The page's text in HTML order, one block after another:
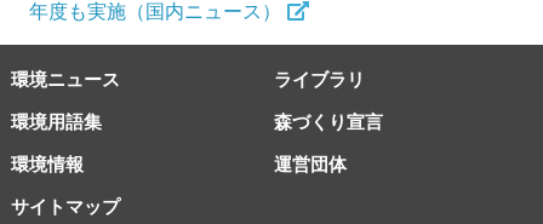
年度も実施（国内ニュース）
環境ニュース ライブラリ
環境用語集 森づくり宣言
環境情報
サイトマップ
運営団体